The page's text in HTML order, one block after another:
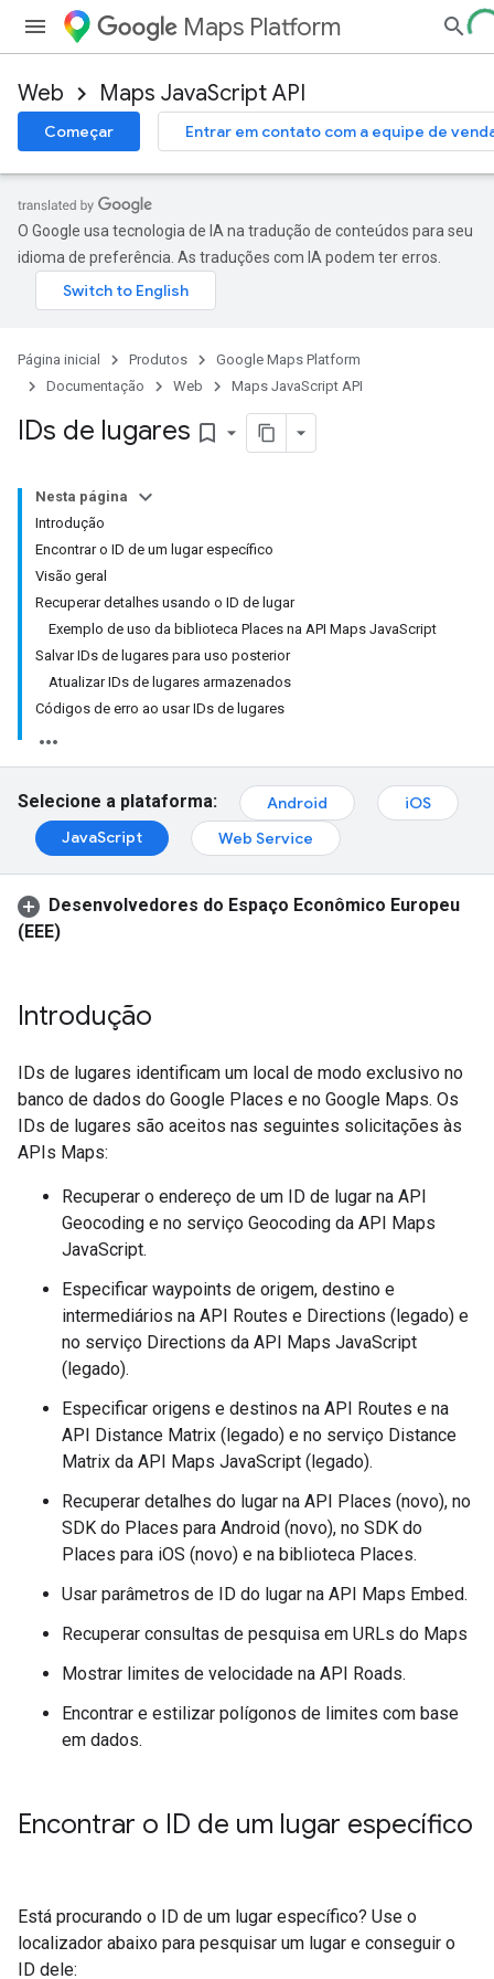
Maps Platform
Web Maps JavaScript API
Começar Entrar em contato com a equipe de
O Google usa tecnologia de IA na tradução de conteúdos para seu
idioma de preferência. As traduções com IA podem ter erros.
Página inicial Produtos
Google Maps Platform
Documentação
Web Maps JavaScript API
IDs de lugares bookmark_border
Nesta página
Introdução
Encontrar o ID de um lugar específico
Visão geral
Recuperar detalhes usando o ID de lugar
Exemplo de uso da biblioteca Places na API Maps JavaScript
Salvar IDs de lugares para uso posterior
Atualizar IDs de lugares armazenados
Códigos de erro ao usar IDs de lugares
Selecione a plataforma: Android
iOS
JavaScript
Web Service
Desenvolvedores do Espaço Econômico Europeu
(EEE)
Introdução
IDs de lugares identificam um local de modo exclusivo no
banco de dados do Google Places e no Google Maps. Os
IDs de lugares são aceitos nas seguintes solicitações às
APIs Maps:
Recuperar o endereço de um ID de lugar na API
Geocoding e no serviço Geocoding da API Maps
JavaScript.
Especificar waypoints de origem, destino e
intermediários na API Routes e Directions (legado) e
no serviço Directions da API Maps JavaScript
(legado).
Especificar origens e destinos na API Routes e na
API Distance Matrix (legado) e no serviço Distance
Matrix da API Maps JavaScript (legado).
Recuperar detalhes do lugar na API Places (novo), no
SDK do Places para Android (novo), no SDK do
Places para iOS (novo) e na biblioteca Places.
Usar parâmetros de ID do lugar na API Maps Embed.
Recuperar consultas de pesquisa em URLs do Maps
Mostrar limites de velocidade na API Roads.
Encontrar e estilizar polígonos de limites com base
em dados.
Encontrar o ID de um lugar específico
Está procurando o ID de um lugar específico? Use o
localizador abaixo para pesquisar um lugar e conseguir o
ID dele: